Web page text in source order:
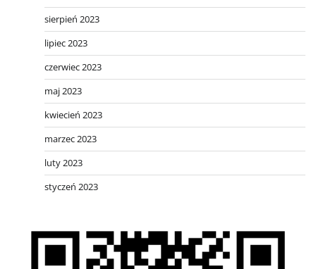
sierpień 2023
lipiec 2023
czerwiec 2023
maj 2023
kwiecień 2023
marzec 2023
luty 2023
styczeń 2023